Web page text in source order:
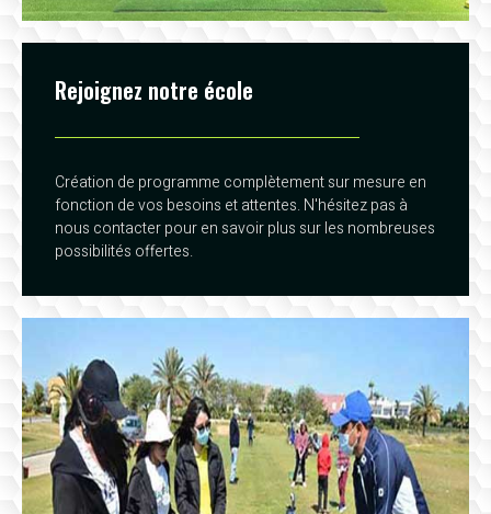
Rejoignez notre école
Création de programme complètement sur mesure en
fonction de vos besoins et attentes. N'hésitez pas à
nous contacter pour en savoir plus sur les nombreuses
possibilités offertes.